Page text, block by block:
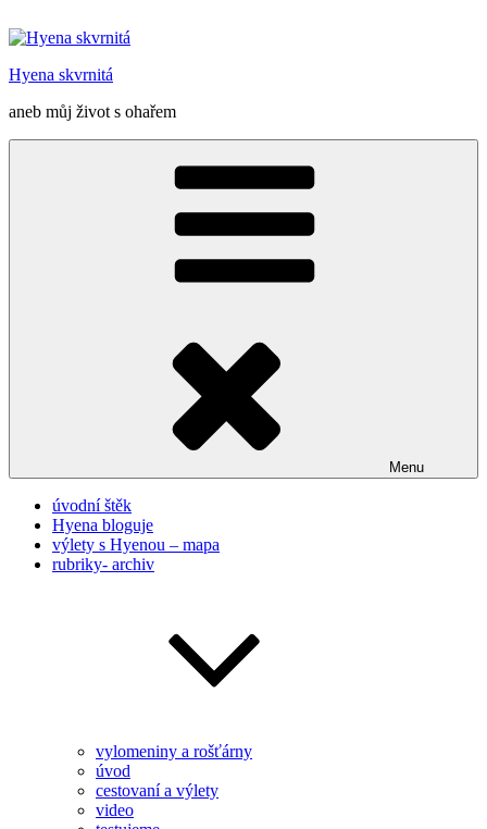
k
webu
Hyena skvrnitá
aneb můj život s ohařem
Menu
úvodní štěk
Hyena bloguje
výlety s Hyenou – mapa
rubriky- archiv
vylomeniny a rošťárny
úvod
cestovaní a výlety
video